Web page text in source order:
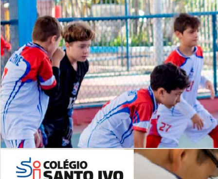
Desafios | Saiba mais
Lista de vídeos
NOSSOCANAL